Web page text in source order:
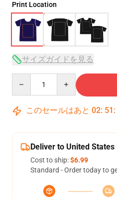
Print Location
サイズガイドを見る
このセールはあと 02: 51 :
Deliver to United States
Cost to ship:$6.99
Standard - Order today to